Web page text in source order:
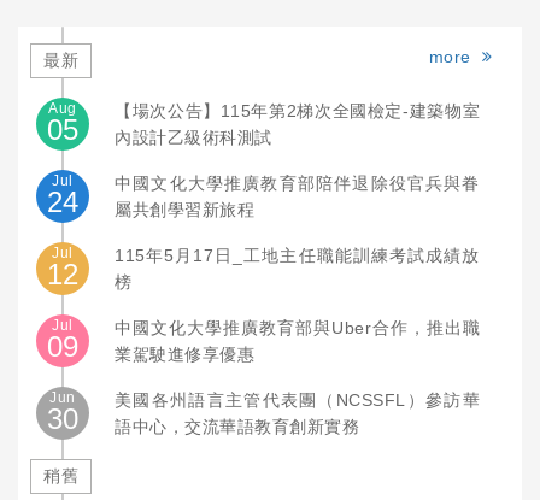
more
最新
Aug
05
【場次公告】115年第2梯次全國檢定-建築物室
內設計乙級術科測試
Jul
24
中國文化大學推廣教育部陪伴退除役官兵與眷
屬共創學習新旅程
Jul
12
115年5月17日_工地主任職能訓練考試成績放
榜
Jul
09
中國文化大學推廣教育部與Uber合作，推出職
業駕駛進修享優惠
Jun
30
美國各州語言主管代表團（NCSSFL）參訪華
語中心，交流華語教育創新實務
稍舊